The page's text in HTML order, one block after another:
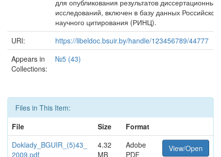
для опубликования результатов диссертационных
исследований, включен в базу данных
научного цитирования (РИНЦ).
URI:
https://libeldoc.bsuir.by/handle/123456789/44777
Appears in
Collections:
№5 (43)
Files in This Item:
File
Size
Format
Doklady_BGUIR_(5)43_
2009.pdf
4.32
MB
Adobe
PDF
View/Open